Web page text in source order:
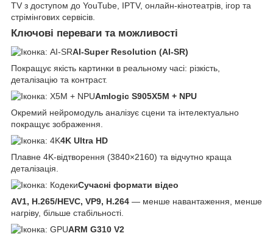
TV з доступом до YouTube, IPTV, онлайн-кінотеатрів, ігор та
стрімінгових сервісів.
Ключові переваги та можливості
AI-Super Resolution (AI-SR)
Покращує якість картинки в реальному часі: різкість,
деталізацію та контраст.
Amlogic S905X5M + NPU
Окремий нейромодуль аналізує сцени та інтелектуально
покращує зображення.
4K Ultra HD
Плавне 4K-відтворення (3840×2160) та відчутно краща
деталізація.
Сучасні формати відео
AV1, H.265/HEVC, VP9, H.264 — менше навантаження, менше
нагріву, більше стабільності.
ARM G310 V2